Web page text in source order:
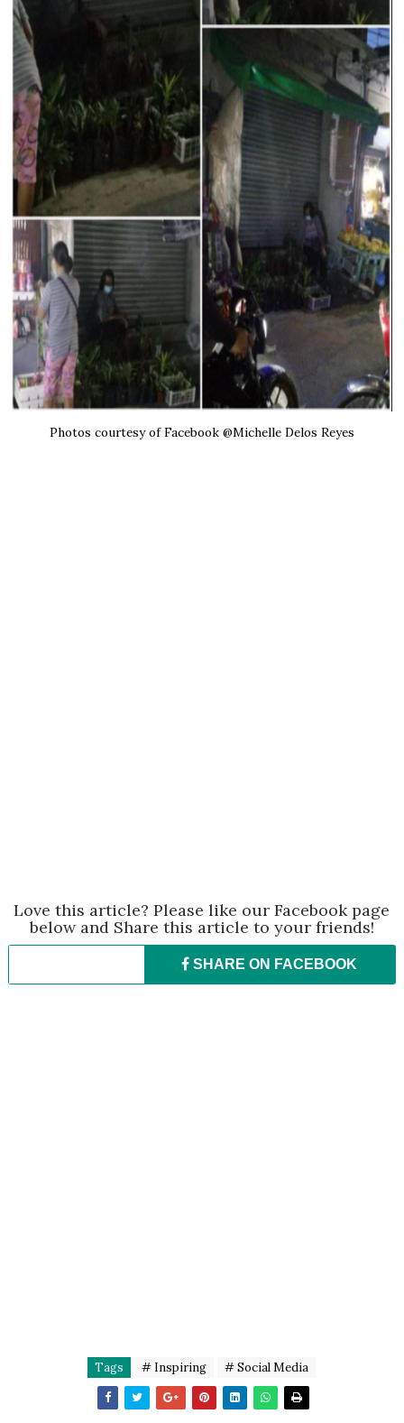
Photos courtesy of Facebook @Michelle Delos Reyes
Love this article? Please like our Facebook page
below and Share this article to your friends!
SHARE ON FACEBOOK
Tags # Inspiring # Social Media